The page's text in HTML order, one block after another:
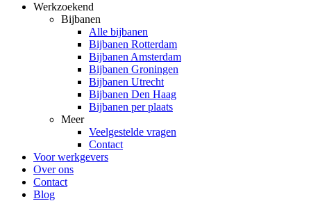
Werkzoekend
Bijbanen
Alle bijbanen
Bijbanen Rotterdam
Bijbanen Amsterdam
Bijbanen Groningen
Bijbanen Utrecht
Bijbanen Den Haag
Bijbanen per plaats
Meer
Veelgestelde vragen
Contact
Voor werkgevers
Over ons
Contact
Blog